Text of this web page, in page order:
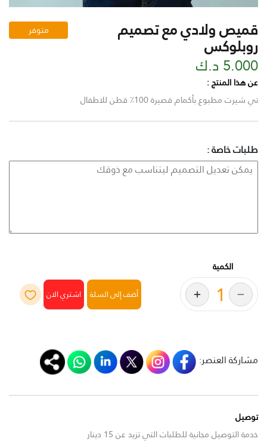
قميص ولادي مع تصميم
روبلوكس
متوفر
5.000 د.ك
عن هذا المنتج :
تي شيرت مطبوع بأكمام قصيرة 100٪ قطن للاطفال
طلبات خاصة :
الكمية
أضف إلى السلة
مشاركة العنصر:
توصيل
خدمة التوصيل مجانية للطلبات التي تزيد عن 15 دينار